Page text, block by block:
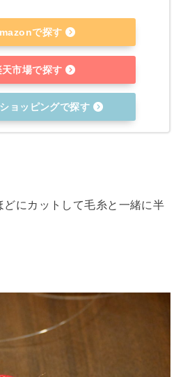
で探す
天市場で探す
ョッピングで探す
にカットして毛糸と一緒に半